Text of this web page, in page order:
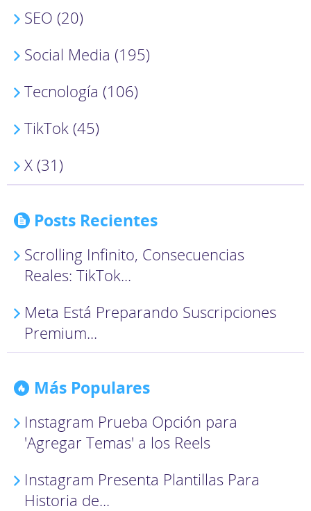
SEO (20)
Social Media (195)
Tecnología (106)
TikTok (45)
X (31)
Posts Recientes
Scrolling Infinito, Consecuencias
Reales: TikTok...
Meta Está Preparando Suscripciones
Premium...
Más Populares
Instagram Prueba Opción para
'Agregar Temas' a los Reels
Instagram Presenta Plantillas Para
Historia de...